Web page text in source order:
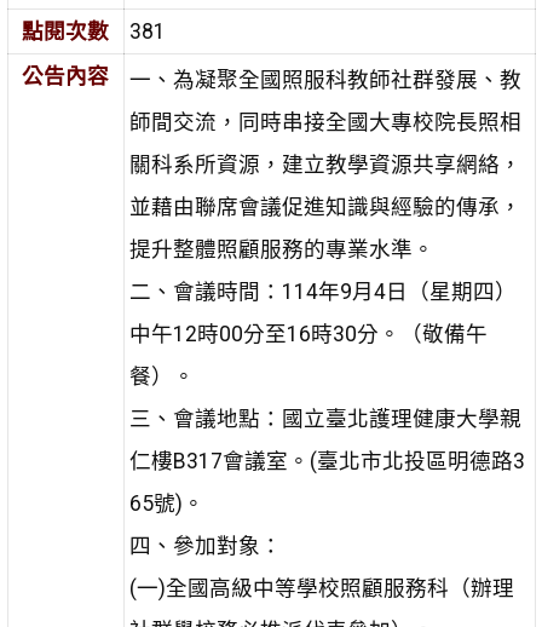
點閱次數
381
公告內容
一、為凝聚全國照服科教師社群發展、教
師間交流，同時串接全國大專校院長照相
關科系所資源，建立教學資源共享網絡，
並藉由聯席會議促進知識與經驗的傳承，
提升整體照顧服務的專業水準。
二、會議時間：114年9月4日（星期四）
中午12時00分至16時30分。（敬備午
餐）。
三、會議地點：國立臺北護理健康大學親
仁樓B317會議室。(臺北市北投區明德路3
65號)。
四、參加對象：
(一)全國高級中等學校照顧服務科（辦理